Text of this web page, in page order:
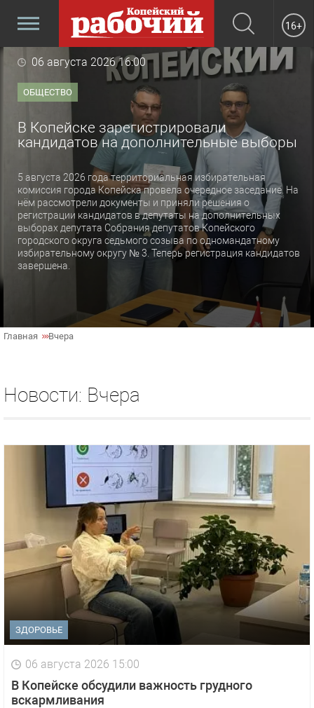
16+
06 августа 2026 16:00
ОБЩЕСТВО
В Копейске зарегистрировали
кандидатов на дополнительные выборы
5 августа 2026 года территориальная избирательная
комиссия города Копейска провела очередное заседание. На
нём рассмотрели документы и приняли решения о
регистрации кандидатов в депутаты на дополнительных
выборах депутата Собрания депутатов Копейского
городского округа седьмого созыва по одномандатному
избирательному округу № 3. Теперь регистрация кандидатов
завершена.
Главная Вчера
Новости: Вчера
ЗДОРОВЬЕ
06 августа 2026 15:00
В Копейске обсудили важность грудного
вскармливания